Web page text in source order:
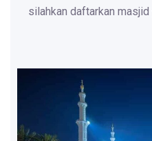
silahkan daftarkan